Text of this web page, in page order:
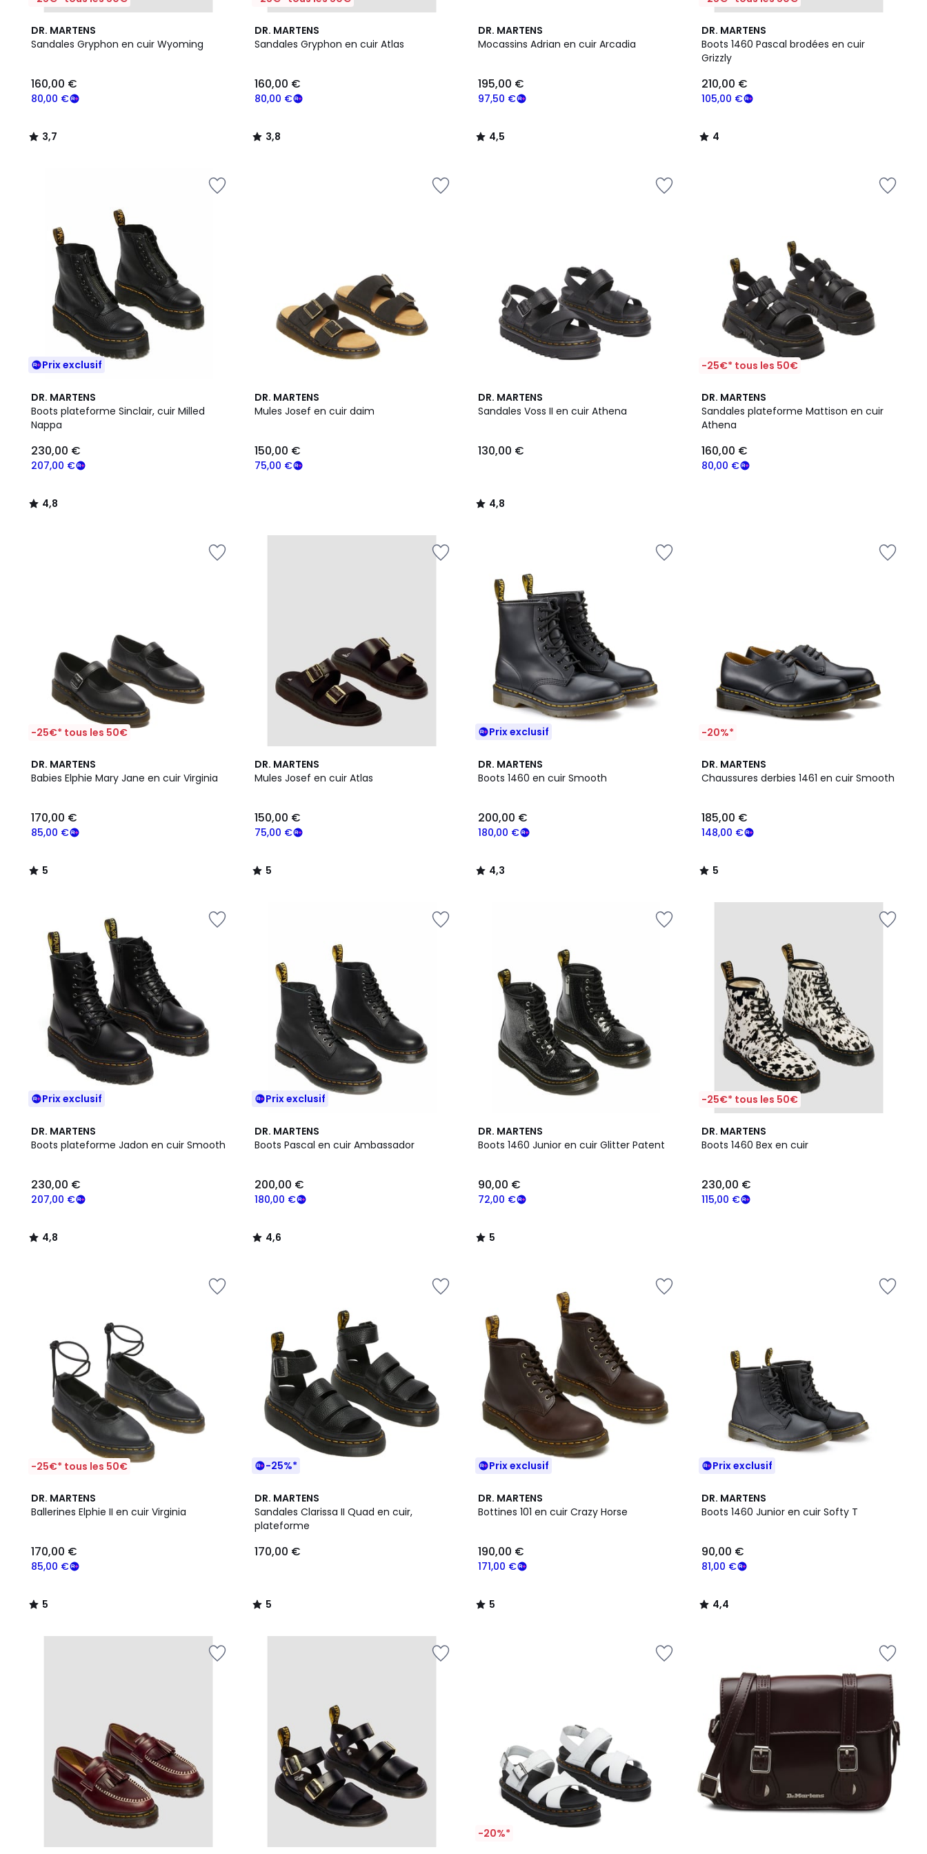
DR. MARTENS
Sandales Gryphon en cuir Wyoming
€
souscrivez
programme
80,00 €
160,00 €
3,7
/ 5
3,7
/
DR. MARTENS
Sandales Gryphon en cuir Atlas
80,00 €
160,00 €
3,8
/ 5
3,8
/
DR. MARTENS
Mocassins Adrian en cuir Arcadia
97,50 €
195,00 €
4,5
/ 5
4,5
/
DR. MARTENS
Boots 1460 Pascal brodées en cuir
Grizzly
105,00 €
210,00 €
4
/
5
4
/
Prix exclusif
DR. MARTENS
Boots plateforme Sinclair, cuir Milled
Nappa
207,00 €
230,00 €
4,8
/ 5
4,8
/
DR. MARTENS
Mules Josef en cuir daim
75,00 €
150,00 €
DR. MARTENS
Sandales Voss II en cuir Athena
130,00 €
4,8
/ 5
4,8
/
-25€* tous les 50€
DR. MARTENS
Sandales plateforme Mattison en cuir
Athena
80,00 €
160,00 €
-25€* tous les 50€
DR. MARTENS
Babies Elphie Mary Jane en cuir Virginia
85,00 €
170,00 €
5
/
5
/
DR. MARTENS
Mules Josef en cuir Atlas
75,00 €
150,00 €
5
/
5
/
Prix exclusif
DR. MARTENS
Boots 1460 en cuir Smooth
180,00 €
200,00 €
4,3
/ 5
4,3
/
-20%*
DR. MARTENS
Chaussures derbies 1461 en cuir Smooth
148,00 €
185,00 €
5
/
5
/
Prix exclusif
DR. MARTENS
Boots plateforme Jadon en cuir Smooth
207,00 €
230,00 €
4,8
/ 5
4,8
/
Prix exclusif
DR. MARTENS
Boots Pascal en cuir Ambassador
180,00 €
200,00 €
4,6
/ 5
4,6
/
DR. MARTENS
Boots 1460 Junior en cuir Glitter Patent
72,00 €
90,00 €
5
/
5
/
-25€* tous les 50€
DR. MARTENS
Boots 1460 Bex en cuir
115,00 €
230,00 €
-25€* tous les 50€
DR. MARTENS
Ballerines Elphie II en cuir Virginia
85,00 €
170,00 €
5
/
5
/
-25%*
DR. MARTENS
Sandales Clarissa II Quad en cuir,
plateforme
170,00 €
5
/
5
5
/
Prix exclusif
DR. MARTENS
Bottines 101 en cuir Crazy Horse
171,00 €
190,00 €
5
/
5
/
Prix exclusif
DR. MARTENS
Boots 1460 Junior en cuir Softy T
81,00 €
90,00 €
4,4
/ 5
4,4
/
-20%*